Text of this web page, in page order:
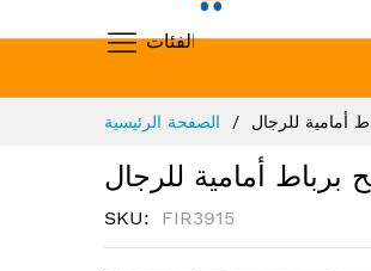
تسوق حسب الفئات
الصفحة الرئيسية أمامية للرجال
أمامية للرجال
SKU FIR3915